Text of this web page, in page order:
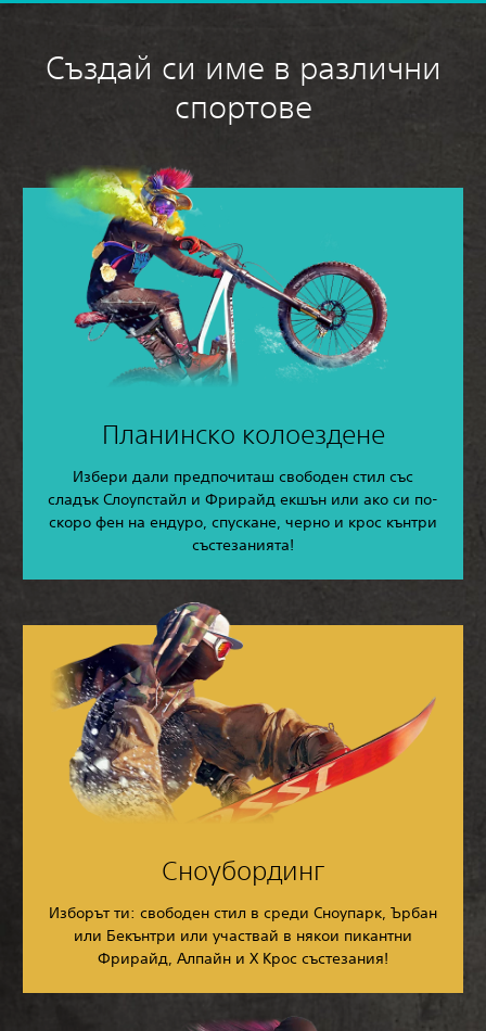
Създай си име в различни
спортове
Планинско колоездене
Избери дали предпочиташ свободен стил със
сладък Слоупстайл и Фрирайд екшън или ако си по-
скоро фен на ендуро, спускане, черно и крос кънтри
състезанията!
Сноубординг
Изборът ти: свободен стил в среди Сноупарк, Ърбан
или Бекънтри или участвай в някои пикантни
Фрирайд, Алпайн и X Крос състезания!